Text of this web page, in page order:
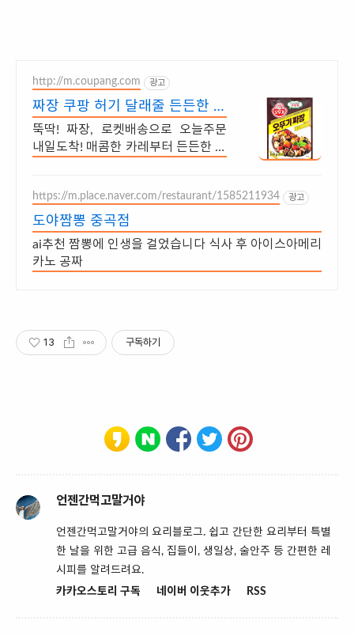
http://m.coupang.com 광고
짜장 쿠팡 허기 달래줄 든든한 한
끼
뚝딱! 짜장, 로켓배송으로 오늘주문
내일도착! 매콤한 카레부터 든든한 덮
https://m.place.naver.com/restaurant/1585211934 광고
도야짬뽕 중곡점
ai추천 짬뽕에 인생을 걸었습니다 식사 후 아이스아메리
카노 공짜
13 구독하기
언젠간먹고말거야
언젠간먹고말거야의 요리블로그. 쉽고 간단한 요리부터 특별
한 날을 위한 고급 음식, 집들이, 생일상, 술안주 등 간편한 레
시피를 알려드려요.
카카오스토리 구독
네이버 이웃추가 RSS